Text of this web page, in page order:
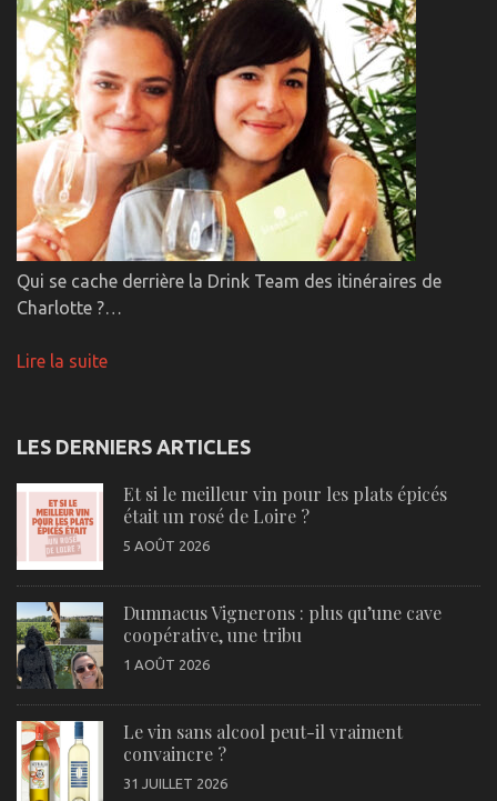
Qui se cache derrière la Drink Team des itinéraires de
Charlotte ?…
Lire la suite
LES DERNIERS ARTICLES
Et si le meilleur vin pour les plats épicés
était un rosé de Loire ?
5 AOÛT 2026
Dumnacus Vignerons : plus qu’une cave
coopérative, une tribu
1 AOÛT 2026
Le vin sans alcool peut-il vraiment
convaincre ?
31 JUILLET 2026